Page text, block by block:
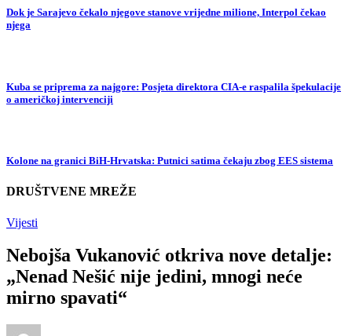
Dok je Sarajevo čekalo njegove stanove vrijedne milione, Interpol čekao
njega
Kuba se priprema za najgore: Posjeta direktora CIA-e raspalila špekulacije
o američkoj intervenciji
Kolone na granici BiH-Hrvatska: Putnici satima čekaju zbog EES sistema
DRUŠTVENE MREŽE
Vijesti
Nebojša Vukanović otkriva nove detalje:
„Nenad Nešić nije jedini, mnogi neće
mirno spavati“